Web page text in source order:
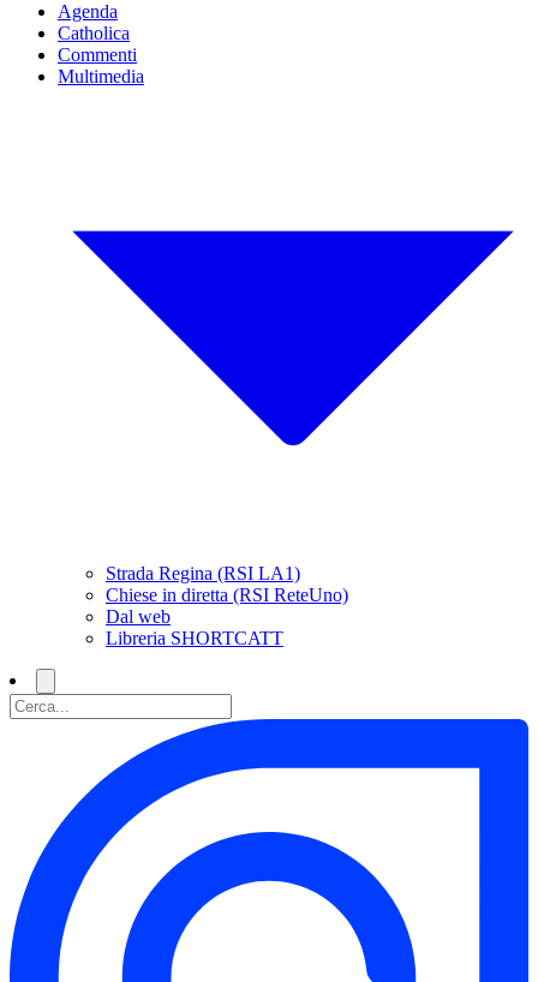
Agenda
Catholica
Commenti
Multimedia
Strada Regina (RSI LA1)
Chiese in diretta (RSI ReteUno)
Dal web
Libreria SHORTCATT